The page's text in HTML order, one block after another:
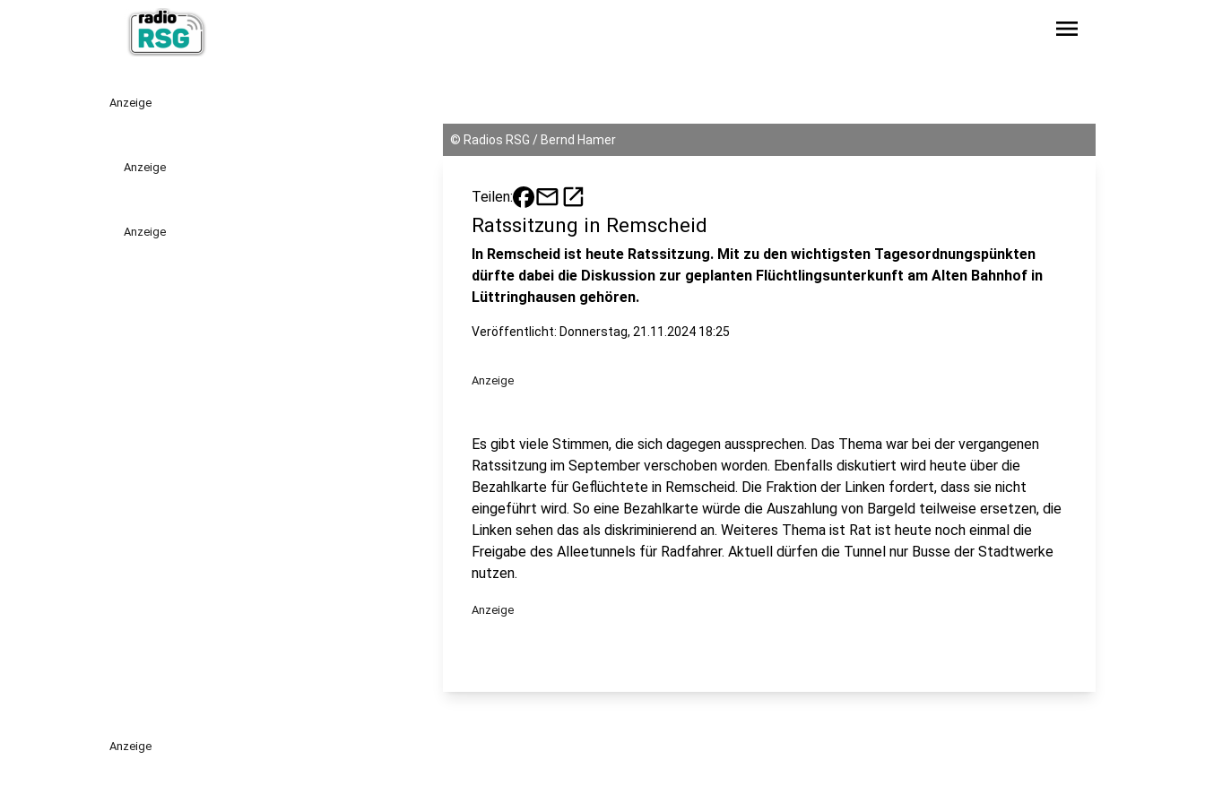
menu
Anzeige
Anzeige
Anzeige
© Radios RSG / Bernd Hamer
Teilen: mailopen_in_new
Ratssitzung in Remscheid
In Remscheid ist heute Ratssitzung. Mit zu den wichtigsten Tagesordnungspünkten
dürfte dabei die Diskussion zur geplanten Flüchtlingsunterkunft am Alten Bahnhof in
Lüttringhausen gehören.
Veröffentlicht: Donnerstag, 21.11.2024 18:25
Anzeige
Es gibt viele Stimmen, die sich dagegen aussprechen. Das Thema war bei der vergangenen
Ratssitzung im September verschoben worden. Ebenfalls diskutiert wird heute über die
Bezahlkarte für Geflüchtete in Remscheid. Die Fraktion der Linken fordert, dass sie nicht
eingeführt wird. So eine Bezahlkarte würde die Auszahlung von Bargeld teilweise ersetzen, die
Linken sehen das als diskriminierend an. Weiteres Thema ist Rat ist heute noch einmal die
Freigabe des Alleetunnels für Radfahrer. Aktuell dürfen die Tunnel nur Busse der Stadtwerke
nutzen.
Anzeige
Anzeige